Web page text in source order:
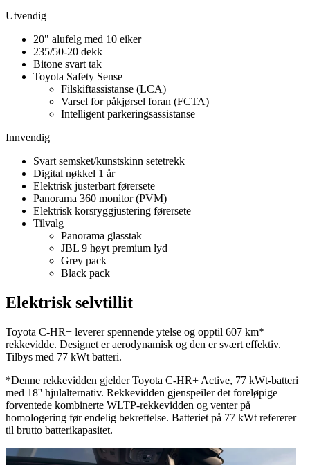
Utvendig
20" alufelg med 10 eiker
235/50-20 dekk
Bitone svart tak
Toyota Safety Sense
Filskiftassistanse (LCA)
Varsel for påkjørsel foran (FCTA)
Intelligent parkeringsassistanse
Innvendig
Svart semsket/kunstskinn setetrekk
Digital nøkkel 1 år
Elektrisk justerbart førersete
Panorama 360 monitor (PVM)
Elektrisk korsryggjustering førersete
Tilvalg
Panorama glasstak
JBL 9 høyt premium lyd
Grey pack
Black pack
Elektrisk selvtillit
Toyota C-HR+ leverer spennende ytelse og opptil 607 km*
rekkevidde. Designet er aerodynamisk og den er svært effektiv.
Tilbys med 77 kWt batteri.
*Denne rekkevidden gjelder Toyota C-HR+ Active, 77 kWt-batteri
med 18'' hjulalternativ. Rekkevidden gjenspeiler det foreløpige
forventede kombinerte WLTP-rekkevidden og venter på
homologering før endelig bekreftelse. Batteriet på 77 kWt refererer
til brutto batterikapasitet.